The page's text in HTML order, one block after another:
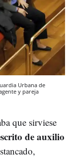
Urbana de
y pareja
que sirviese
de auxilio